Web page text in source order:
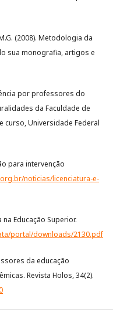
(2008). Metodologia da
sua monografia, artigos e
por professores do
da Faculdade de
curso, Universidade Federal
para intervenção
noticias/licenciatura-e-
na Educação Superior.
portal/downloads/2130.pdf
da educação
Revista Holos, 34(2).